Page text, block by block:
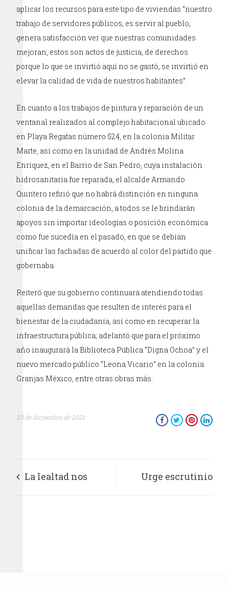
aplicar los recursos para este tipo de viviendas “nuestro
trabajo de servidores públicos, es servir al pueblo,
genera satisfacción ver que nuestras comunidades
mejoran, estos son actos de justicia, de derechos
porque lo que se invirtió aquí no se gastó, se invirtió en
elevar la calidad de vida de nuestros habitantes”.
En cuanto a los trabajos de pintura y reparación de un
ventanal realizados al complejo habitacional ubicado
en Playa Regatas número 524, en la colonia Militar
Marte, así como en la unidad de Andrés Molina
Enríquez, en el Barrio de San Pedro, cuya instalación
hidrosanitaria fue reparada, el alcalde Armando
Quintero refirió que no habrá distinción en ninguna
colonia de la demarcación, a todos se le brindarán
apoyos sin importar ideologías o posición económica
como fue sucedía en el pasado, en que se debían
unificar las fachadas de acuerdo al color del partido que
gobernaba.
Reiteró que su gobierno continuará atendiendo todas
aquellas demandas que resulten de interés para el
bienestar de la ciudadanía, así como en recuperar la
infraestructura pública; adelantó que para el próximo
año inaugurará la Biblioteca Pública “Digna Ochoa” y el
nuevo mercado público “Leona Vicario” en la colonia
Granjas México, entre otras obras más.
23 de diciembre de 2021
La lealtad nos Urge escrutinio